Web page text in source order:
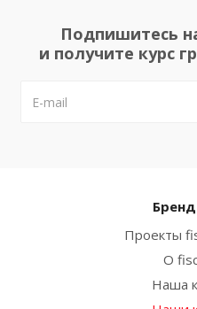
Подпишитесь
и получите курс
Проекты
О
Наша